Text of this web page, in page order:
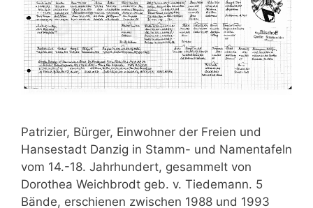
Patrizier, Bürger, Einwohner der Freien und
Hansestadt Danzig in Stamm- und Namentafeln
vom 14.-18. Jahrhundert, gesammelt von
Dorothea Weichbrodt geb. v. Tiedemann. 5
Bände, erschienen zwischen 1988 und 1993